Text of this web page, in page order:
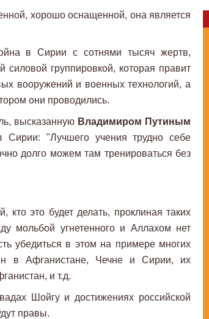
хорошо оснащенной, она является
в Сирии с сотнями тысяч жертв,
группировкой, которая правит
вооружений и военных технологий, а
они проводились.
высказанную Владимиром Путиным
"Лучшего учения трудно себе
долго можем там тренироваться без
это будет делать, проклиная таких
мольбой угнетенного и Аллахом нет
убедиться в этом на примере многих
в Афганистане, Чечне и Сирии, их
и т.д.
Шойгу и достижениях российской
правы.